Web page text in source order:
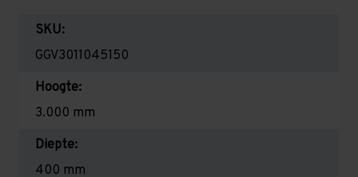
SKU:
GGV3011045150
Hoogte:
3.000 mm
Diepte:
400 mm